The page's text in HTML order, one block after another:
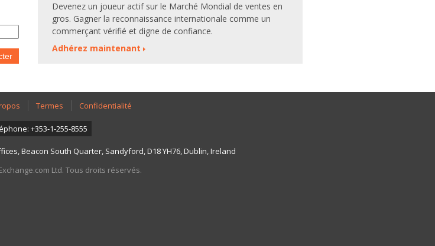
Devenez un joueur actif sur le Marché Mondial de ventes en
gros. Gagner la reconnaissance internationale comme un
commerçant vérifié et digne de confiance.
Adhérez maintenant
Termes Confidentialité
+353-1-255-8555
Beacon South Quarter, Sandyford, D18 YH76, Dublin, Ireland
Ltd. Tous droits réservés.